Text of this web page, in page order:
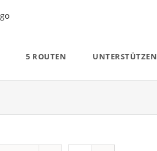
5 ROUTEN UNTERSTÜTZEN